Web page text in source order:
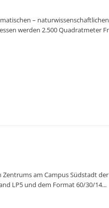
–
werden 2.500 Quadratmeter
am Campus Südstadt
LP5 und dem Format 60/30/14...